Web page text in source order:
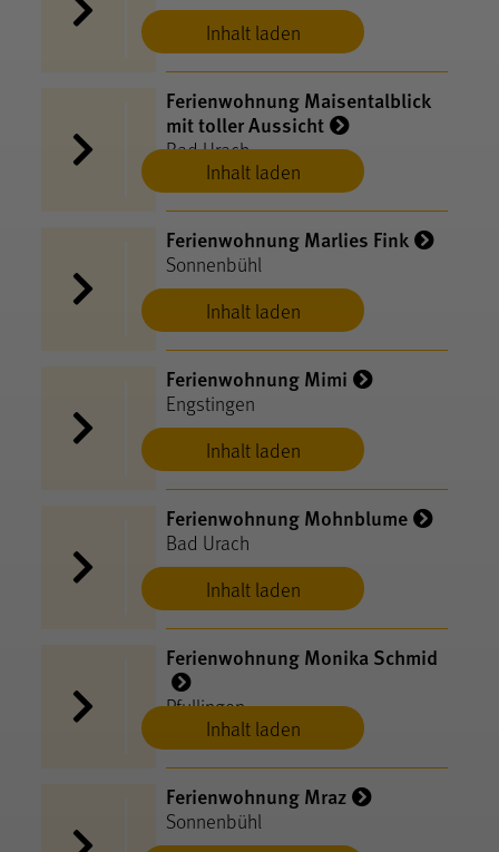
Inhalt laden
Inhalt laden
Ferienwohnung Maisentalblick
mit toller Aussicht
Bad Urach
Inhalt laden
Ferienwohnung Marlies Fink
Sonnenbühl
Inhalt laden
Ferienwohnung Mimi
Engstingen
Inhalt laden
Ferienwohnung Mohnblume
Bad Urach
Inhalt laden
Ferienwohnung Monika Schmid
Pfullingen
Ferienwohnung Mraz
Sonnenbühl